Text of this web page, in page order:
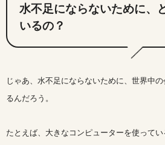
水不足にならないために、
いるの？
じゃあ、水不足にならないために、世界中
るんだろう。
たとえば、大きなコンピューターを使って